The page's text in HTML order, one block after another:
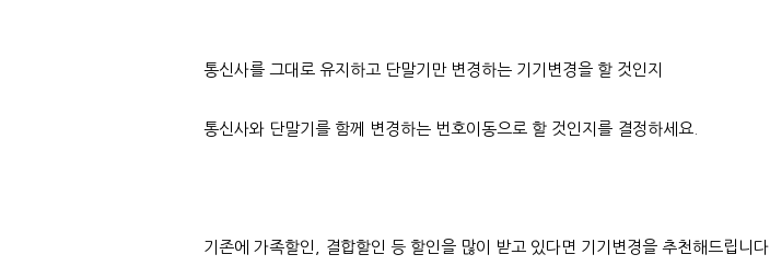
통신사를 그대로 유지하고 단말기만 변경하는 기기변경을 할 것인지
통신사와 단말기를 함께 변경하는 번호이동으로 할 것인지를 결정하세요.
기존에 가족할인, 결합할인 등 할인을 많이 받고 있다면 기기변경을 추천해드립니다.